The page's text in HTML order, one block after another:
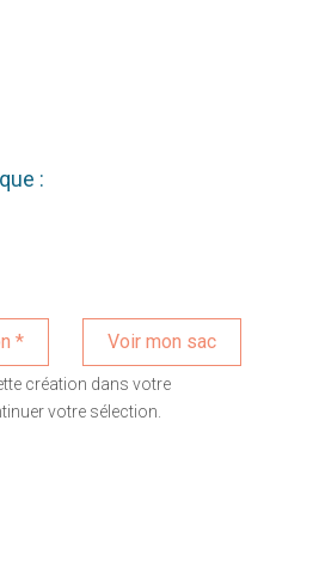
:
Voir mon sac
création dans votre
votre sélection.